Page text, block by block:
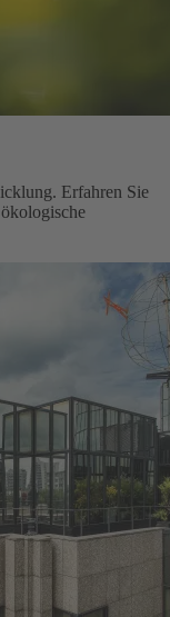
Erfahren Sie